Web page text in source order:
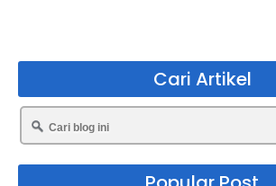
Cari Artikel